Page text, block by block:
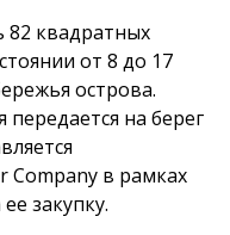
квадратных
от 8 до 17
острова.
на берег
Company в рамках
закупку.